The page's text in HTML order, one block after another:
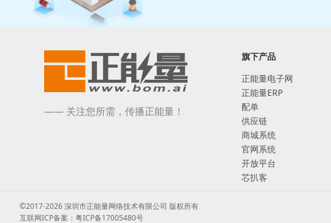
—— 关注您所需，传播正能量！
旗下产品
正能量电子网
正能量ERP
配单
供应链
商城系统
官网系统
开放平台
芯扒客
©2017-2026 深圳市正能量网络技术有限公司 版权所有
互联网ICP备案：粤ICP备17005480号